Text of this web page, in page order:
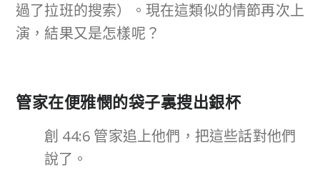
過了拉班的搜索）。現在這類似的情節再次上
演，結果又是怎樣呢？
管家在便雅憫的袋子裏搜出銀杯
創 44:6 管家追上他們，把這些話對他們
說了。